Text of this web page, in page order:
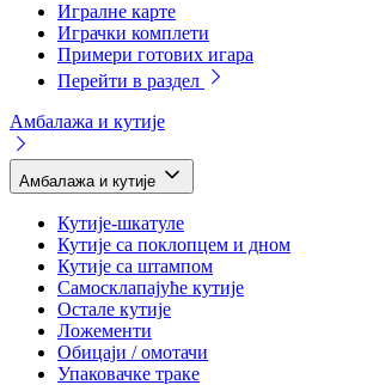
Игралне карте
Играчки комплети
Примери готових игара
Перейти в раздел
Амбалажа и кутије
Амбалажа и кутије
Кутије-шкатуле
Кутије са поклопцем и дном
Кутије са штампом
Самосклапајуће кутије
Остале кутије
Ложементи
Обицаји / омотачи
Упаковачке траке